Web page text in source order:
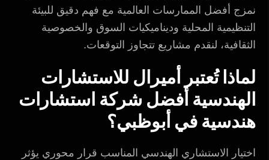
نمزج أفضل الممارسات العالمية مع فهم دقيق للبيئة
التنظيمية المحلية وديناميكيات السوق والخصوصية
الثقافية، لنقدم مشاريع تتجاوز التوقعات.
لماذا تُعتبر أميرال للاستشارات
الهندسية أفضل شركة استشارات
هندسية في أبوظبي؟
اختيار الاستشاري الهندسي المناسب قرار محوري يؤثر